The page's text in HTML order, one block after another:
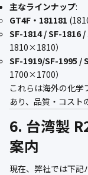
主なラインナップ:
GT4F・181181
SF-1814 / SF-1816
1810×1810）
SF-1919/SF-1995 /
1700×1700）
これらは海外の化
あり、品質・コスト
6. 台湾製
案内
現在、弊社では下記